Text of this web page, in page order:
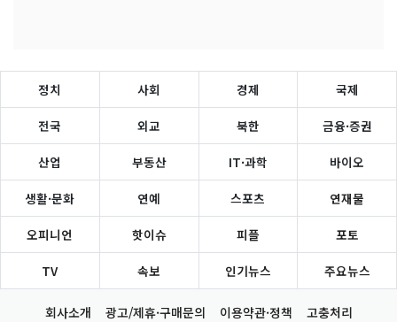
정치 사회 경제 국제
전국 외교 북한 금융·증권
산업 부동산 IT·과학 바이오
생활·문화 연예 스포츠 연재물
오피니언 핫이슈 피플 포토
TV 속보 인기뉴스 주요뉴스
회사소개 광고/제휴·구매문의 이용약관·정책 고충처리